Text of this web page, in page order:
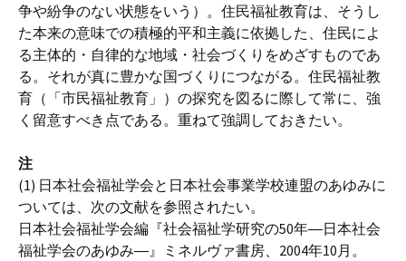
争や紛争のない状態をいう）。住民福祉教育は、そうし
た本来の意味での積極的平和主義に依拠した、住民によ
る主体的・自律的な地域・社会づくりをめざすものであ
る。それが真に豊かな国づくりにつながる。住民福祉教
育（「市民福祉教育」）の探究を図るに際して常に、強
く留意すべき点である。重ねて強調しておきたい。
注
(1) 日本社会福祉学会と日本社会事業学校連盟のあゆみに
ついては、次の文献を参照されたい。
日本社会福祉学会編『社会福祉学研究の50年―日本社会
福祉学会のあゆみ―』ミネルヴァ書房、2004年10月。